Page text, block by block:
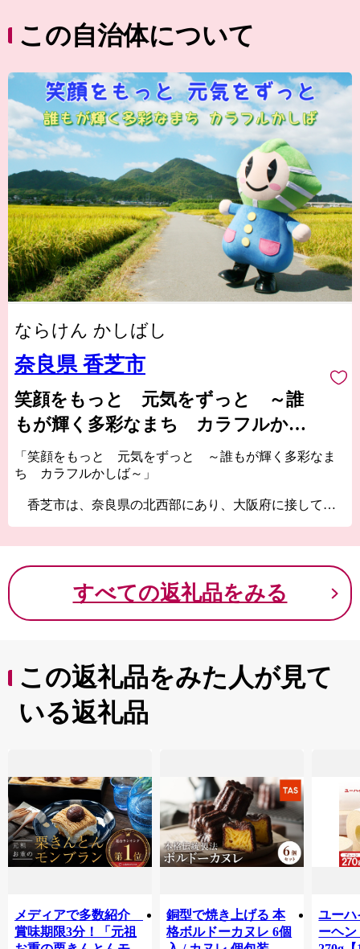
この自治体について
ならけん かしばし
奈良県 香芝市
笑顔をもっと 元気をずっと ～誰
もが輝く多彩なまち カラフルかし
ば～
「笑顔をもっと 元気をずっと ～誰もが輝く多彩なま
ち カラフルかしば～」
香芝市は、奈良県の北西部にあり、大阪府に接してい
一方で、古くは万葉集にも詠まれた二上山の裾野に広
がり、自然豊かな風景と深い歴史が魅力でありながら、
地場産業と新たな産業が共存しているなど、さまざまな
表情を持つまちでもあります。
芝を好きになる―そんなまちをめざしています。
すべての返礼品をみる
この返礼品をみた人が見て
いる返礼品
メディアで多数紹介
賞味期限3分！「元祖
銅型で焼き上げる 本
格ボルドーカヌレ 6個
ユーハ
ーヘ